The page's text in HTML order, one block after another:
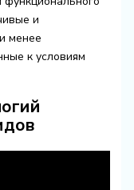
и
менее
к условиям